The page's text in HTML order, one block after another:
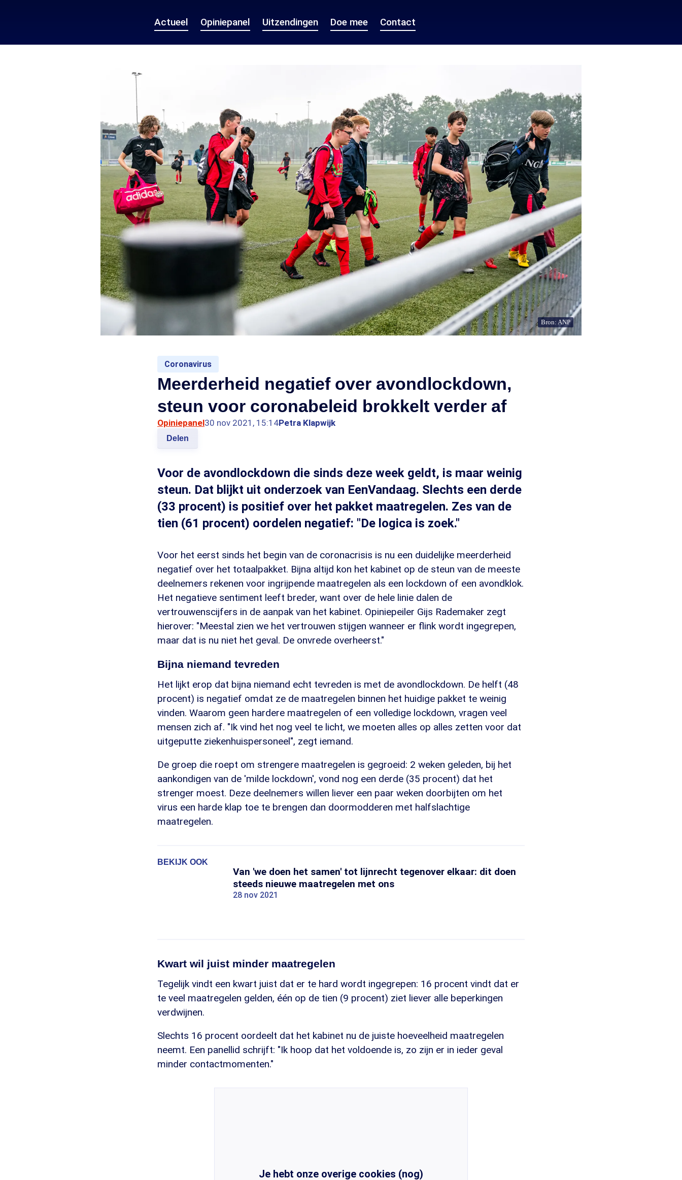
Actueel Opiniepanel Uitzendingen Doe mee Contact
Bron: ANP
Coronavirus
Meerderheid negatief over avondlockdown,
steun voor coronabeleid brokkelt verder af
Opiniepanel30 nov 2021, 15:14Petra Klapwijk
Delen
Voor de avondlockdown die sinds deze week geldt, is maar weinig
steun. Dat blijkt uit onderzoek van EenVandaag. Slechts een derde
(33 procent) is positief over het pakket maatregelen. Zes van de
tien (61 procent) oordelen negatief: "De logica is zoek."
Voor het eerst sinds het begin van de coronacrisis is nu een duidelijke meerderheid
negatief over het totaalpakket. Bijna altijd kon het kabinet op de steun van de meeste
deelnemers rekenen voor ingrijpende maatregelen als een lockdown of een avondklok.
Het negatieve sentiment leeft breder, want over de hele linie dalen de
vertrouwenscijfers in de aanpak van het kabinet. Opiniepeiler Gijs Rademaker zegt
hierover: "Meestal zien we het vertrouwen stijgen wanneer er flink wordt ingegrepen,
maar dat is nu niet het geval. De onvrede overheerst."
Bijna niemand tevreden
Het lijkt erop dat bijna niemand echt tevreden is met de avondlockdown. De helft (48
procent) is negatief omdat ze de maatregelen binnen het huidige pakket te weinig
vinden. Waarom geen hardere maatregelen of een volledige lockdown, vragen veel
mensen zich af. "Ik vind het nog veel te licht, we moeten alles op alles zetten voor dat
uitgeputte ziekenhuispersoneel", zegt iemand.
De groep die roept om strengere maatregelen is gegroeid: 2 weken geleden, bij het
aankondigen van de 'milde lockdown', vond nog een derde (35 procent) dat het
strenger moest. Deze deelnemers willen liever een paar weken doorbijten om het
virus een harde klap toe te brengen dan doormodderen met halfslachtige
maatregelen.
BEKIJK OOK
Van 'we doen het samen' tot lijnrecht tegenover elkaar: dit doen
steeds nieuwe maatregelen met ons
28 nov 2021
Kwart wil juist minder maatregelen
Tegelijk vindt een kwart juist dat er te hard wordt ingegrepen: 16 procent vindt dat er
te veel maatregelen gelden, één op de tien (9 procent) ziet liever alle beperkingen
verdwijnen.
Slechts 16 procent oordeelt dat het kabinet nu de juiste hoeveelheid maatregelen
neemt. Een panellid schrijft: "Ik hoop dat het voldoende is, zo zijn er in ieder geval
minder contactmomenten."
Je hebt onze overige cookies (nog)